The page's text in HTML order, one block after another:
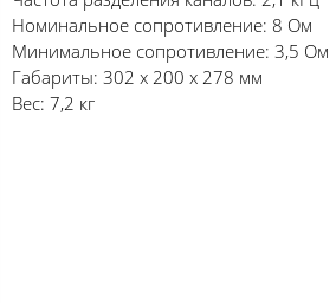
Номинальное сопротивление: 8 Ом
Минимальное сопротивление: 3,5 Ом
Габариты: 302 x 200 x 278 мм
Вес: 7,2 кг